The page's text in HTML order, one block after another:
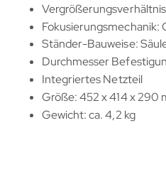
Fokusierungsmechanik:
Ständer-Bauweise:
Durchmesser
Integriertes Netzteil
Größe: 452 x 414 x 290
Gewicht: ca. 4,2 kg